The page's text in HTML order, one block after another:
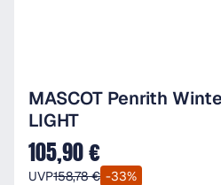
MASCOT Penrith
LIGHT
Verkaufspreis:
105,90 €
UVP158,78 € -33%